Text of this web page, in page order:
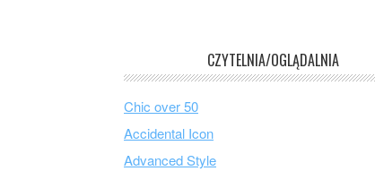
CZYTELNIA/OGLĄDALNIA
Chic over 50
Accidental Icon
Advanced Style